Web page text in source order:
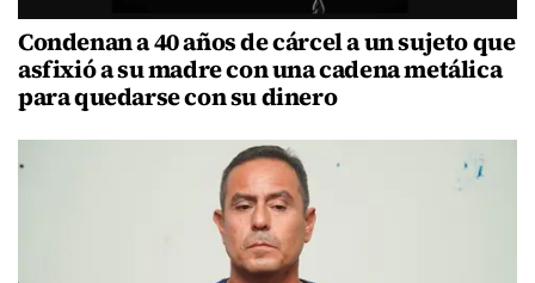
Condenan a 40 años de cárcel a un sujeto que
asfixió a su madre con una cadena metálica
para quedarse con su dinero